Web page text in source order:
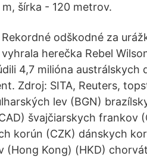
šírka - 120 metrov.
Rekordné odškodné za
vyhrala herečka Rebel
4,7 milióna austrálskych
Zdroj: SITA, Reuters,
lev (BGN)
švajčiarskych frankov
korún (CZK) dánskych
(Hong Kong) (HKD)